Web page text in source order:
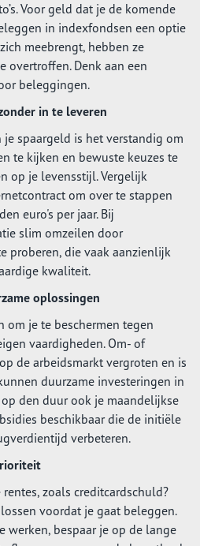
Voor geld dat je de komende
in indexfondsen een optie
meebrengt, hebben ze
overtroffen. Denk aan een
beleggingen.
in te leveren
je spaargeld is het verstandig om
te kijken en bewuste keuzes te
op je levensstijl. Vergelijk
om over te stappen
euro's per jaar. Bij
slim omzeilen door
proberen, die vaak aanzienlijk
kwaliteit.
oplossingen
om je te beschermen tegen
vaardigheden. Om- of
de arbeidsmarkt vergroten en is
duurzame investeringen in
den duur ook je maandelijkse
beschikbaar die de initiële
verbeteren.
zoals creditcardschuld?
voordat je gaat beleggen.
werken, bespaar je op de lange